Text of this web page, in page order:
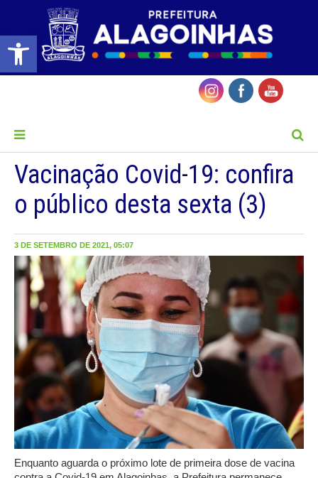
Barra de Ferramentas Aberta
Vacinação Covid-19: confira
o público desta sexta (3)
3 DE SETEMBRO DE 2021, 05:07
Enquanto aguarda o próximo lote de primeira dose de vacina